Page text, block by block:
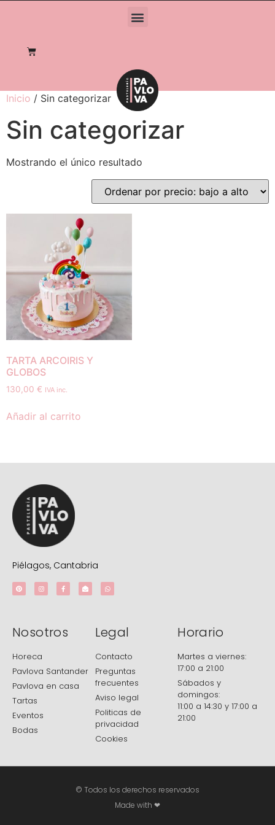
Inicio / Sin categorizar
Sin categorizar
Mostrando el único resultado
TARTA ARCOIRIS Y
GLOBOS
130,00 € IVA inc.
Añadir al carrito
Piélagos, Cantabria
Nosotros
Horeca
Pavlova Santander
Pavlova en casa
Tartas
Eventos
Bodas
Legal
Contacto
Preguntas
frecuentes
Aviso legal
Politicas de
privacidad
Cookies
Horario
Martes a viernes:
17:00 a 21:00
Sábados y
domingos:
11:00 a 14:30 y 17:00 a
21:00
© Todos los derechos reservados
Made with ❤